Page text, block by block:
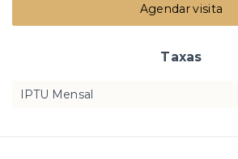
Agendar visita
Taxas
IPTU Mensal